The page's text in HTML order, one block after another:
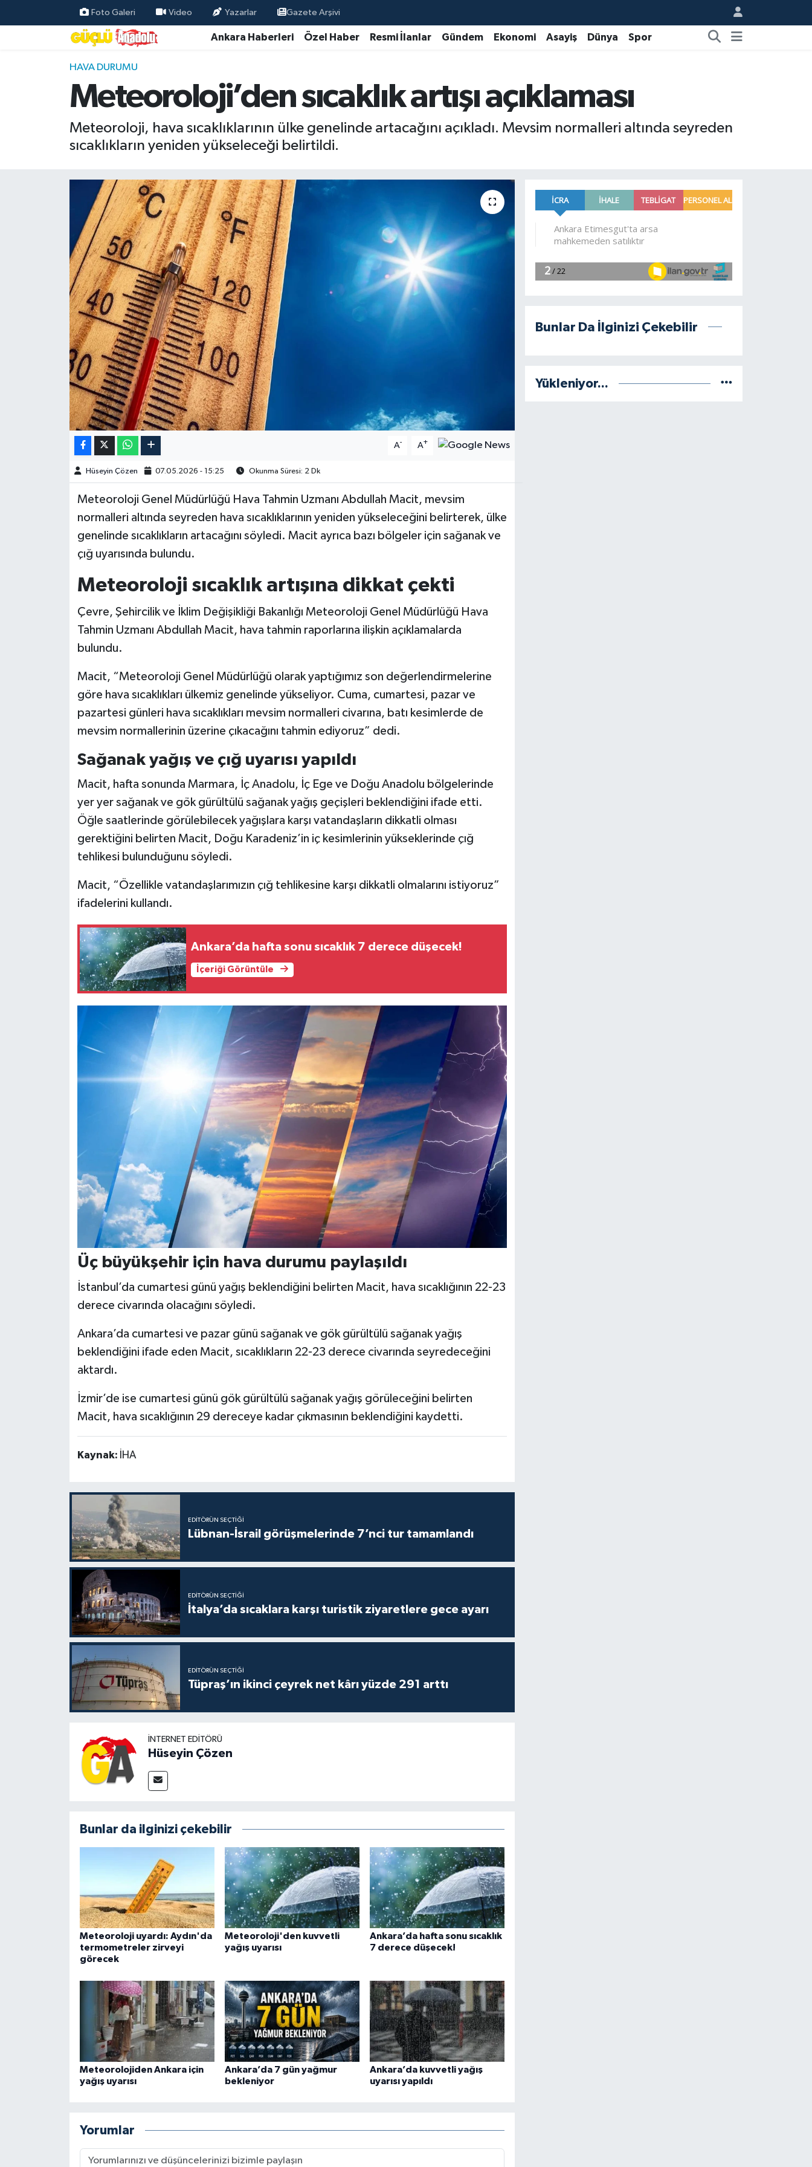
Foto Galeri Video Yazarlar Gazete Arşivi
Ankara Haberleri Özel Haber Resmi İlanlar Gündem Ekonomi Asayiş Dünya Spor
HAVA DURUMU
Meteoroloji’den sıcaklık artışı açıklaması
Meteoroloji, hava sıcaklıklarının ülke genelinde artacağını açıkladı. Mevsim normalleri altında seyreden
sıcaklıkların yeniden yükseleceği belirtildi.
A- A+
Hüseyin Çözen 07.05.2026 - 15:25 Okunma Süresi: 2 Dk
​​​​​​Meteoroloji Genel Müdürlüğü Hava Tahmin Uzmanı Abdullah Macit, mevsim
normalleri altında seyreden hava sıcaklıklarının yeniden yükseleceğini belirterek, ülke
genelinde sıcaklıkların artacağını söyledi. Macit ayrıca bazı bölgeler için sağanak ve
çığ uyarısında bulundu.
Meteoroloji sıcaklık artışına dikkat çekti
Çevre, Şehircilik ve İklim Değişikliği Bakanlığı Meteoroloji Genel Müdürlüğü Hava
Tahmin Uzmanı Abdullah Macit, hava tahmin raporlarına ilişkin açıklamalarda
bulundu.
Macit, “Meteoroloji Genel Müdürlüğü olarak yaptığımız son değerlendirmelerine
göre hava sıcaklıkları ülkemiz genelinde yükseliyor. Cuma, cumartesi, pazar ve
pazartesi günleri hava sıcaklıkları mevsim normalleri civarına, batı kesimlerde de
mevsim normallerinin üzerine çıkacağını tahmin ediyoruz” dedi.
Sağanak yağış ve çığ uyarısı yapıldı
Macit, hafta sonunda Marmara, İç Anadolu, İç Ege ve Doğu Anadolu bölgelerinde
yer yer sağanak ve gök gürültülü sağanak yağış geçişleri beklendiğini ifade etti.
Öğle saatlerinde görülebilecek yağışlara karşı vatandaşların dikkatli olması
gerektiğini belirten Macit, Doğu Karadeniz’in iç kesimlerinin yükseklerinde çığ
tehlikesi bulunduğunu söyledi.
Macit, “Özellikle vatandaşlarımızın çığ tehlikesine karşı dikkatli olmalarını istiyoruz”
ifadelerini kullandı.
Ankara’da hafta sonu sıcaklık 7 derece düşecek!
İçeriği Görüntüle
Üç büyükşehir için hava durumu paylaşıldı
İstanbul’da cumartesi günü yağış beklendiğini belirten Macit, hava sıcaklığının 22-23
derece civarında olacağını söyledi.
Ankara’da cumartesi ve pazar günü sağanak ve gök gürültülü sağanak yağış
beklendiğini ifade eden Macit, sıcaklıkların 22-23 derece civarında seyredeceğini
aktardı.
İzmir’de ise cumartesi günü gök gürültülü sağanak yağış görüleceğini belirten
Macit, hava sıcaklığının 29 dereceye kadar çıkmasının beklendiğini kaydetti.
Kaynak: İHA
EDITÖRÜN SEÇTIĞI
Lübnan-İsrail görüşmelerinde 7’nci tur tamamlandı
EDITÖRÜN SEÇTIĞI
İtalya’da sıcaklara karşı turistik ziyaretlere gece ayarı
EDITÖRÜN SEÇTIĞI
Tüpraş’ın ikinci çeyrek net kârı yüzde 291 arttı
İNTERNET EDITÖRÜ
Hüseyin Çözen
Bunlar da ilginizi çekebilir
Meteoroloji uyardı: Aydın'da
termometreler zirveyi
görecek
Meteoroloji'den kuvvetli
yağış uyarısı
Ankara’da hafta sonu sıcaklık
7 derece düşecek!
Meteorolojiden Ankara için
yağış uyarısı
Ankara’da 7 gün yağmur
bekleniyor
Ankara’da kuvvetli yağış
uyarısı yapıldı
Yorumlar
Bunlar Da İlginizi Çekebilir
Yükleniyor...
Özel Haber
Resmi İlanlar
Magazin
Burç Yorumları
Hava Durumu
Kim kimdir?
Televizyon